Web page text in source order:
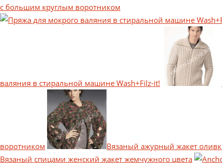
с большим круглым воротником
валяния в стиральной машине Wash+Filz-it!
воротником
Вязаный ажурный жакет
Вязаный спицами женский жакет жемчужного цвета